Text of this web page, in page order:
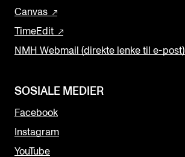
Canvas
TimeEdit
NMH Webmail (direkte lenke til e-post)
SOSIALE MEDIER
Facebook
Instagram
YouTube